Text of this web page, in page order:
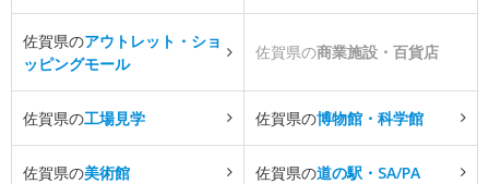
佐賀県のアウトレット・ショ
ッピングモール
佐賀県の商業施設・百貨店
佐賀県の工場見学 佐賀県の博物館・科学館
佐賀県の美術館 佐賀県の道の駅・SA/PA